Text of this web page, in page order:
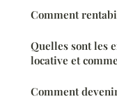
Comment
Quelles sont les
locative et
Comment